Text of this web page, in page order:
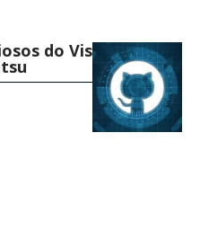
do Visual Studio